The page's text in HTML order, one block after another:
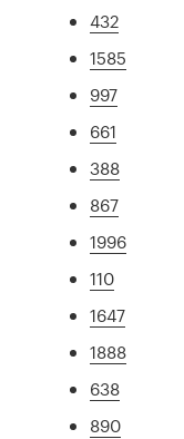
432
1585
997
661
388
867
1996
110
1647
1888
638
890